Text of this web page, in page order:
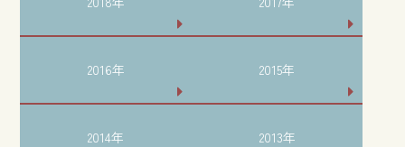
2016年 2015年
2014年 2013年